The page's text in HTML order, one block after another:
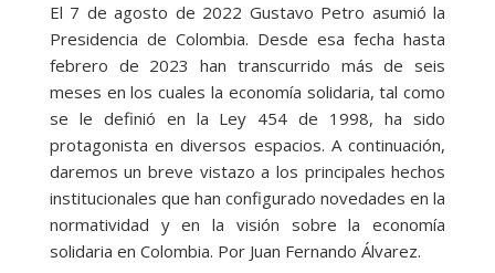
El 7 de agosto de 2022 Gustavo Petro asumió la
Presidencia de Colombia. Desde esa fecha hasta
febrero de 2023 han transcurrido más de seis
meses en los cuales la economía solidaria, tal como
se le definió en la Ley 454 de 1998, ha sido
protagonista en diversos espacios. A continuación,
daremos un breve vistazo a los principales hechos
institucionales que han configurado novedades en la
normatividad y en la visión sobre la economía
solidaria en Colombia. Por Juan Fernando Álvarez.